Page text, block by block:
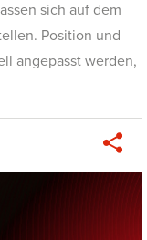
sich auf dem
Position und
angepasst werden,